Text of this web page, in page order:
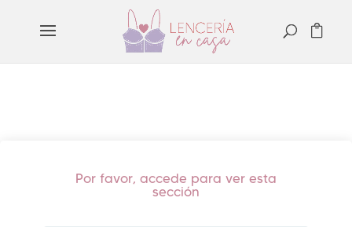
Por favor, accede para ver esta
sección